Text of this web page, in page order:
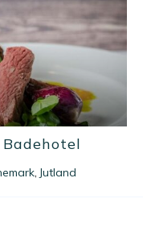
Badehotel
Jutland